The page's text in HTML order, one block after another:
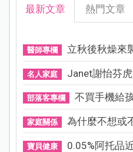
最新文章 熱門文章
醫師專欄 立秋後秋燥來
名人家庭 Janet謝怡芬
部落客專欄 不買手機給
家庭關係 為什麼不想或
寶貝健康 0.05%阿托品